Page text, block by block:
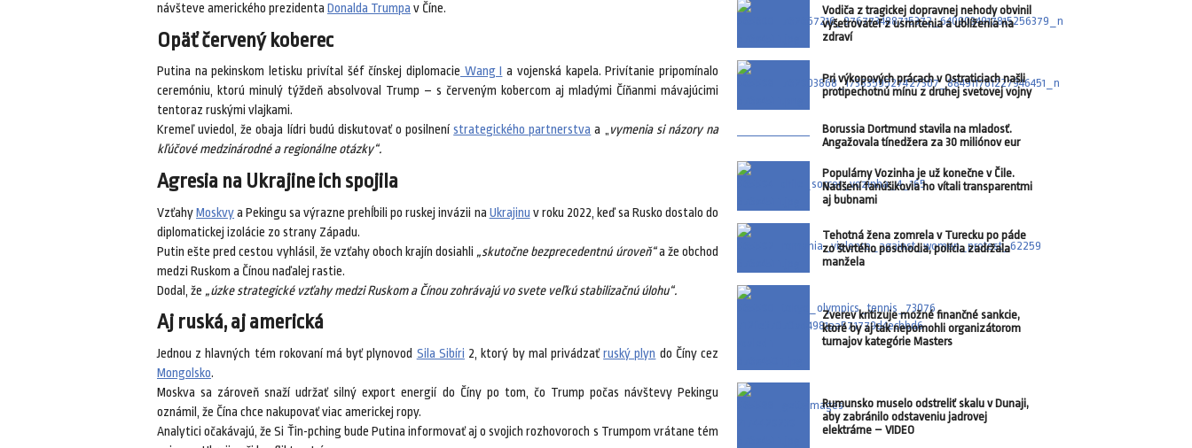
návšteve amerického prezidenta Donalda Trumpa v Číne.
Opäť červený koberec
Putina na pekinskom letisku privítal šéf čínskej diplomacie Wang I a vojenská kapela. Privítanie pripomínalo
ceremóniu, ktorú minulý týždeň absolvoval Trump – s červeným kobercom aj mladými Číňanmi mávajúcimi
tentoraz ruskými vlajkami.
Kremeľ uviedol, že obaja lídri budú diskutovať o posilnenístrategického partnerstva a „vymenia si názory na
kľúčové medzinárodné a regionálne otázky“.
Agresia na Ukrajine ich spojila
VzťahyMoskvya Pekingu sa výrazne prehĺbili po ruskej invázii na Ukrajinu v roku 2022, keď sa Rusko dostalo do
diplomatickej izolácie zo strany Západu.
Putin ešte pred cestou vyhlásil, že vzťahy oboch krajín dosiahli „skutočne bezprecedentnú úroveň“a že obchod
medzi Ruskom a Čínou naďalej rastie.
Dodal, že „úzke strategické vzťahy medzi Ruskom a Čínou zohrávajú vo svete veľkú stabilizačnú úlohu“.
Aj ruská, aj americká
Jednou z hlavných tém rokovaní má byť plynovod Sila Sibíri 2, ktorý by mal privádzaťruský plyn do Číny cez
Mongolsko.
Moskva sa zároveň snaží udržať silný export energií do Číny po tom, čo Trump počas návštevy Pekingu
oznámil, že Čína chce nakupovať viac americkej ropy.
Analytici očakávajú, že Si Ťin-pching bude Putina informovať aj o svojich rozhovoroch s Trumpom vrátane tém
Vodiča z tragickej dopravnej nehody obvinil
vyšetrovateľ z usmrtenia a ublíženia na
zdraví
Pri výkopových prácach v Ostraticiach našli
protipechotnú mínu z druhej svetovej vojny
Borussia Dortmund stavila na mladosť.
Angažovala tínedžera za 30 miliónov eur
Populárny Vozinha je už konečne v Čile.
Nadšení fanúšikovia ho vítali transparentmi
aj bubnami
Tehotná žena zomrela v Turecku po páde
zo štvrtého poschodia, polícia zadržala
manžela
Zverev kritizuje možné finančné sankcie,
ktoré by aj tak nepomohli organizátorom
turnajov kategórie Masters
Rumunsko muselo odstreliť skalu v Dunaji,
aby zabránilo odstaveniu jadrovej
elektrárne – VIDEO